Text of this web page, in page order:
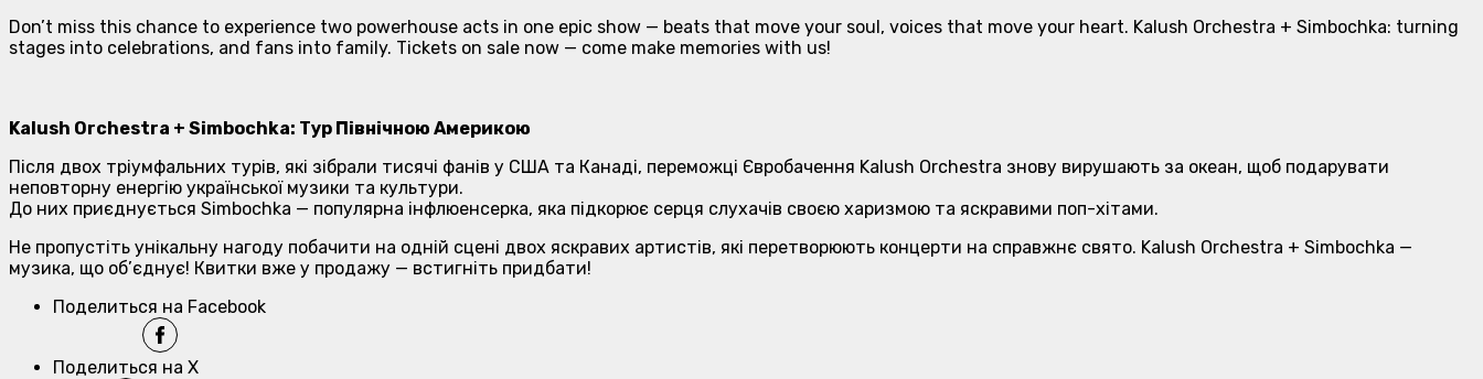
Don’t miss this chance to experience two powerhouse acts in one epic show — beats that move your soul, voices that move your heart. Kalush Orchestra + Simbochka: turning
stages into celebrations, and fans into family. Tickets on sale now — come make memories with us!
Kalush Orchestra + Simbochka: Тур Північною Америкою
Після двох тріумфальних турів, які зібрали тисячі фанів у США та Канаді, переможці Євробачення Kalush Orchestra знову вирушають за океан, щоб подарувати
неповторну енергію української музики та культури.
До них приєднується Simbochka — популярна інфлюенсерка, яка підкорює серця слухачів своєю харизмою та яскравими поп-хітами.
Не пропустіть унікальну нагоду побачити на одній сцені двох яскравих артистів, які перетворюють концерти на справжнє свято. Kalush Orchestra + Simbochka —
музика, що об’єднує! Квитки вже у продажу — встигніть придбати!
Поделиться на Facebook
Поделиться на X